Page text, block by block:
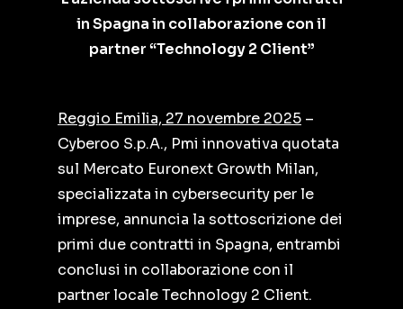
in Spagna in collaborazione con il
partner “Technology 2 Client”
Reggio Emilia, 27 novembre 2025 –
Cyberoo S.p.A., Pmi innovativa quotata
sul Mercato Euronext Growth Milan,
specializzata in cybersecurity per le
imprese, annuncia la sottoscrizione dei
primi due contratti in Spagna, entrambi
conclusi in collaborazione con il
partner locale Technology 2 Client.